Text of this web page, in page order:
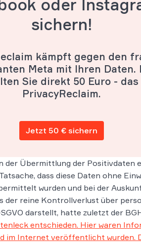
oder
sichern!
kämpft gegen den
Meta mit Ihren Daten.
Sie direkt 50 Euro -
PrivacyReclaim.
Jetzt 50 € sichern
der Übermittlung der Positivdaten
dass diese Daten ohne
wurden und bei der
der reine Kontrollverlust über
darstellt, hatte zuletzt der
entschieden. Hier waren
im Internet veröffentlicht wurden.